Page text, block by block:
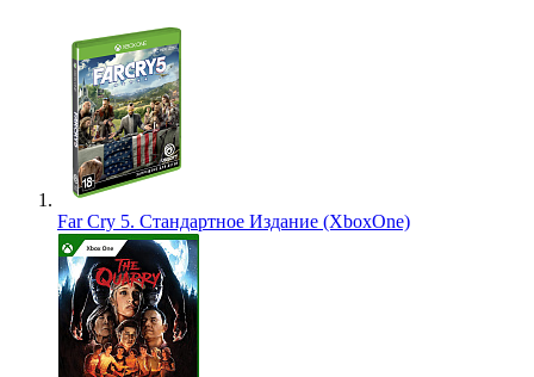
Far Cry 5. Стандартное Издание (XboxOne)